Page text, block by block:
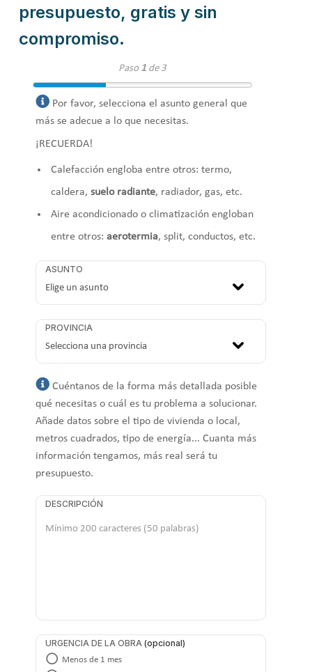
presupuesto, gratis y sin
compromiso.
Paso 1de 3
Por favor, selecciona el asunto general que
más se adecue a lo que necesitas.
¡RECUERDA!
Calefacción engloba entre otros: termo,
caldera, suelo radiante, radiador, gas, etc.
Aire acondicionado o climatización engloban
entre otros: aerotermia, split, conductos, etc.
ASUNTO
PROVINCIA
Cuéntanos de la forma más detallada posible
qué necesitas o cuál es tu problema a solucionar.
Añade datos sobre el tipo de vivienda o local,
metros cuadrados, tipo de energía... Cuanta más
información tengamos, más real será tu
presupuesto.
DESCRIPCIÓN
URGENCIA DE LA OBRA
Menos de 1 mes